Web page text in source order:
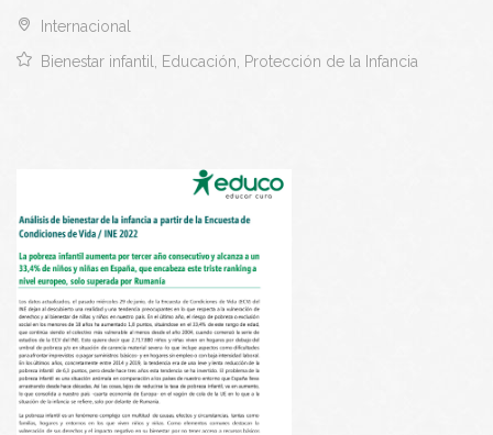
Internacional
Bienestar infantil, Educación, Protección de la Infancia